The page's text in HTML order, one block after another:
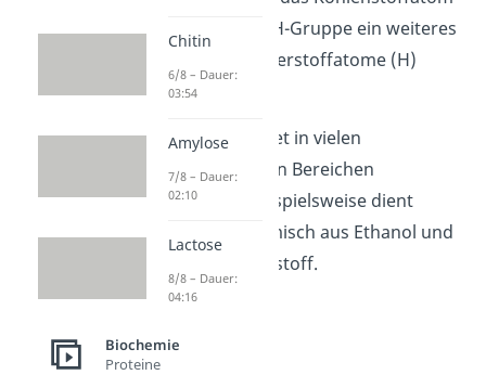
(C) neben der OH-Gruppe ein weiteres
C und zwei Wasserstoffatome (H)
gebunden hat.
Der Alkohol findet in vielen
unterschiedlichen Bereichen
Anwendung. Beispielsweise dient
Bioethanol
(Gemisch aus Ethanol und
Benzin) als Kraftstoff.
Chitin
6/8 – Dauer:
03:54
Amylose
7/8 – Dauer:
02:10
Lactose
8/8 – Dauer:
04:16
Biochemie
Proteine